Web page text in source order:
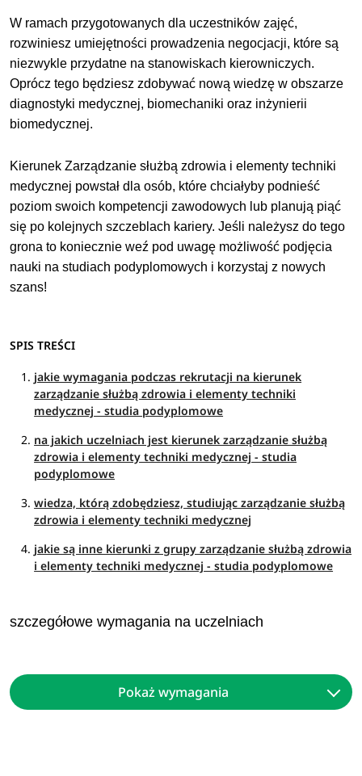
W ramach przygotowanych dla uczestników zajęć,
rozwiniesz umiejętności prowadzenia negocjacji, które są
niezwykle przydatne na stanowiskach kierowniczych.
Oprócz tego będziesz zdobywać nową wiedzę w obszarze
diagnostyki medycznej, biomechaniki oraz inżynierii
biomedycznej.
Kierunek Zarządzanie służbą zdrowia i elementy techniki
medycznej powstał dla osób, które chciałyby podnieść
poziom swoich kompetencji zawodowych lub planują piąć
się po kolejnych szczeblach kariery. Jeśli należysz do tego
grona to koniecznie weź pod uwagę możliwość podjęcia
nauki na studiach podyplomowych i korzystaj z nowych
szans!
SPIS TREŚCI
jakie wymagania podczas rekrutacji na kierunek
zarządzanie służbą zdrowia i elementy techniki
medycznej - studia podyplomowe
na jakich uczelniach jest kierunek zarządzanie służbą
zdrowia i elementy techniki medycznej - studia
podyplomowe
wiedza, którą zdobędziesz, studiując zarządzanie służbą
zdrowia i elementy techniki medycznej
jakie są inne kierunki z grupy zarządzanie służbą zdrowia
i elementy techniki medycznej - studia podyplomowe
szczegółowe wymagania na uczelniach
Pokaż wymagania